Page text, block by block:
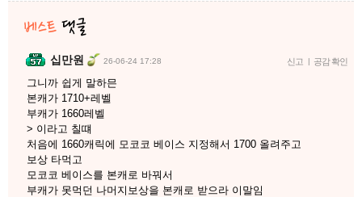
십만원 26-06-24 17:28 신고 | 공감 확인
그니까 쉽게 말하믄
본캐가 1710+레벨
부캐가 1660레벨
> 이라고 칠떄
처음에 1660캐릭에 모코코 베이스 지정해서 1700 올려주고
보상 타먹고
모코코 베이스를 본캐로 바꿔서
부캐가 못먹던 나머지보상을 본캐로 받으라 이말임